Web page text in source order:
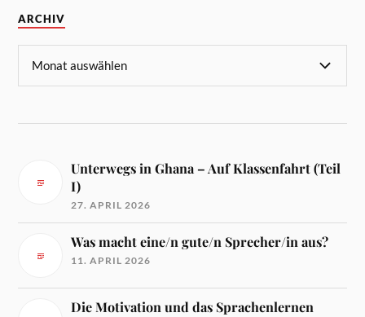
ARCHIV
Unterwegs in Ghana – Auf Klassenfahrt (Teil
I)
27. APRIL 2026
Was macht eine/n gute/n Sprecher/in aus?
11. APRIL 2026
Die Motivation und das Sprachenlernen